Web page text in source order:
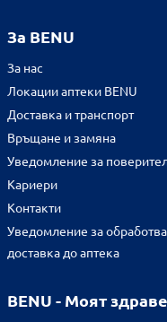
За BENU
За нас
Локации аптеки BENU
Доставка и транспорт
Връщане и замяна
Уведомление за
Кариери
Контакти
Уведомление за
доставка до аптека
BENU - Моят